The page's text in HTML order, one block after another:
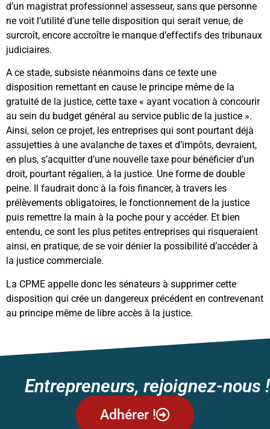
d’un magistrat professionnel assesseur, sans que personne
ne voit l’utilité d’une telle disposition qui serait venue, de
surcroît, encore accroître le manque d’effectifs des tribunaux
judiciaires.
A ce stade, subsiste néanmoins dans ce texte une
disposition remettant en cause le principe même de la
gratuité de la justice, cette taxe « ayant vocation à concourir
au sein du budget général au service public de la justice ».
Ainsi, selon ce projet, les entreprises qui sont pourtant déjà
assujetties à une avalanche de taxes et d’impôts, devraient,
en plus, s’acquitter d’une nouvelle taxe pour bénéficier d’un
droit, pourtant régalien, à la justice. Une forme de double
peine. Il faudrait donc à la fois financer, à travers les
prélèvements obligatoires, le fonctionnement de la justice
puis remettre la main à la poche pour y accéder. Et bien
entendu, ce sont les plus petites entreprises qui risqueraient
ainsi, en pratique, de se voir dénier la possibilité d’accéder à
la justice commerciale.
La CPME appelle donc les sénateurs à supprimer cette
disposition qui crée un dangereux précédent en contrevenant
au principe même de libre accès à la justice.
Entrepreneurs, rejoignez-nous !
Adhérer !